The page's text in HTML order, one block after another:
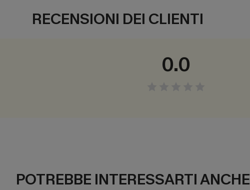
RECENSIONI DEI CLIENTI
0.0
POTREBBE INTERESSARTI ANCHE